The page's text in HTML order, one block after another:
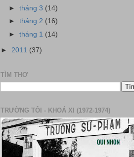
►tháng 3 (14)
►tháng 2 (16)
►tháng 1 (14)
► 2011 (37)
TÌM THƠ
TRƯỜNG TÔI - KHOÁ XI (1972-1974)